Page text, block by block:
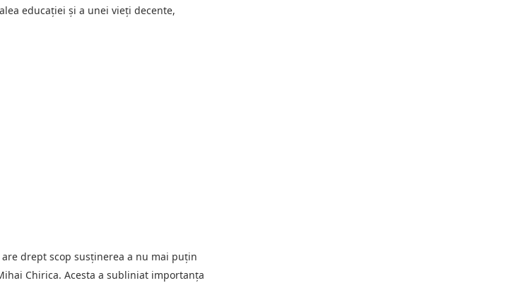
educației și a unei vieți decente,
drept scop susținerea a nu mai puțin
Chirica. Acesta a subliniat importanța